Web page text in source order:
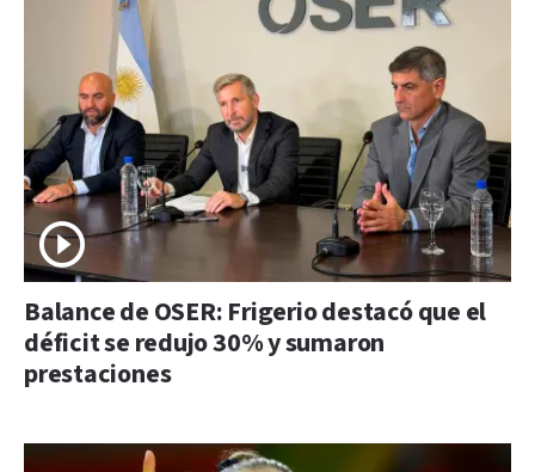
Balance de OSER: Frigerio destacó que el
déficit se redujo 30% y sumaron
prestaciones